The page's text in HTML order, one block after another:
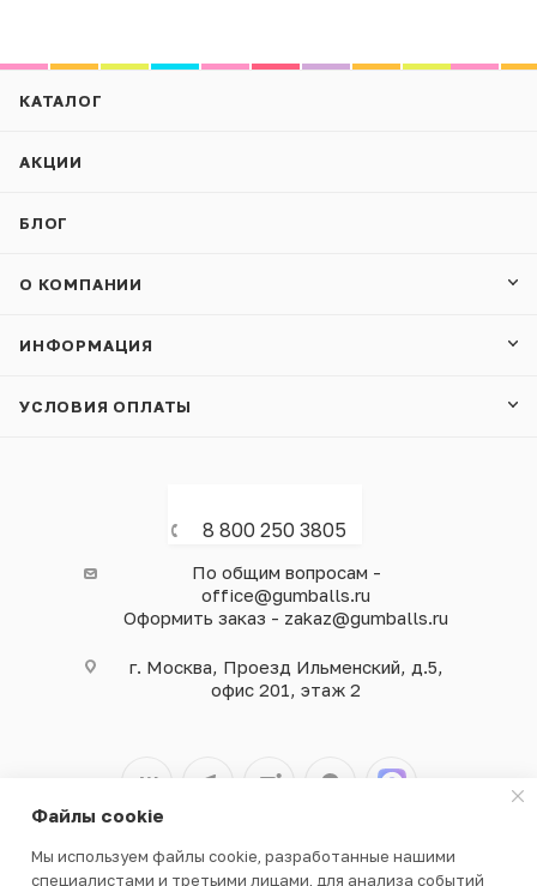
КАТАЛОГ
АКЦИИ
БЛОГ
О КОМПАНИИ
ИНФОРМАЦИЯ
УСЛОВИЯ ОПЛАТЫ
8 800 250 3805
По общим вопросам -
office@gumballs.ru
Оформить заказ - zakaz@gumballs.ru
г. Москва, Проезд Ильменский, д.5,
офис 201, этаж 2
Файлы cookie
Мы используем файлы cookie, разработанные нашими
специалистами и третьими лицами, для анализа событий